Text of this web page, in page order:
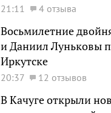
21:11 4 отзыва
Восьмилетние
и Даниил Луньковы
Иркутске
20:37 12 отзывов
В Качуге открыли